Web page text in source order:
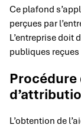
Ce plafond
perçues par
L’entreprise doit
publiques
Procédure
L’obtention de